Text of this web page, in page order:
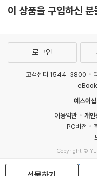
이 상품을 구입하신
로그인
고객센터 1544-3800
eBook
예스이
이용약관
개인
PC버전
Copyright ©